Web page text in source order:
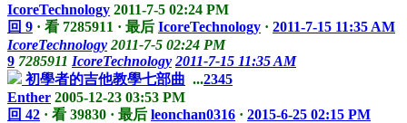
IcoreTechnology 2011-7-5 02:24 PM
回 9 · 看 7285911 · 最后 IcoreTechnology · 2011-7-15 11:35 AM
IcoreTechnology 2011-7-5 02:24 PM
9 7285911 IcoreTechnology 2011-7-15 11:35 AM
初學者的吉他教學七部曲 ...2345
Enther 2005-12-23 03:53 PM
回 42 · 看 39830 · 最后 leonchan0316 · 2015-6-25 02:15 PM